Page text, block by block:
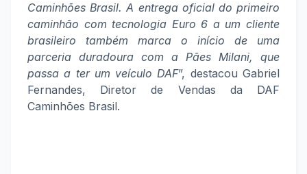
Caminhões Brasil. A entrega oficial do primeiro
caminhão com tecnologia Euro 6 a um cliente
brasileiro também marca o início de uma
parceria duradoura com a Pães Milani, que
passa a ter um veículo DAF”, destacou Gabriel
Fernandes, Diretor de Vendas da DAF
Caminhões Brasil.